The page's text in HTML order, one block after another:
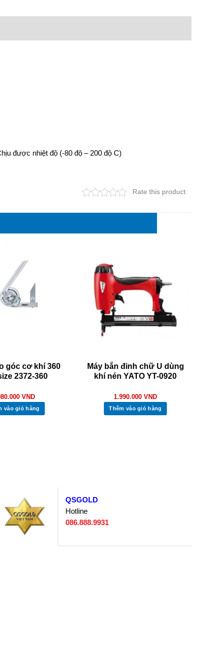
được nhiệt độ (-80 độ – 200 độ C)
Rate this product
góc cơ khí 360
2372-360
VND
vào giỏ hàng
Máy bắn đinh chữ U dùng
khí nén YATO YT-0920
1.990.000 VND
Thêm vào giỏ hàng
QSGOLD
Hotline
086.888.9931